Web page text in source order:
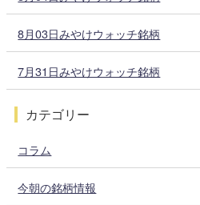
8月03日みやけウォッチ銘柄
7月31日みやけウォッチ銘柄
カテゴリー
コラム
今朝の銘柄情報